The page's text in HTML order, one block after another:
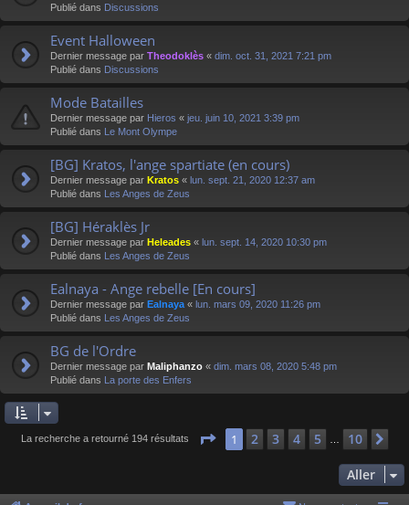
Publié dans Discussions
Event Halloween
Dernier message par Theodoklès « dim. oct. 31, 2021 7:21 pm
Publié dans Discussions
Mode Batailles
Dernier message par Hieros « jeu. juin 10, 2021 3:39 pm
Publié dans Le Mont Olympe
[BG] Kratos, l'ange spartiate (en cours)
Dernier message par Kratos « lun. sept. 21, 2020 12:37 am
Publié dans Les Anges de Zeus
[BG] Héraklès Jr
Dernier message par Heleades « lun. sept. 14, 2020 10:30 pm
Publié dans Les Anges de Zeus
Ealnaya - Ange rebelle [En cours]
Dernier message par Ealnaya « lun. mars 09, 2020 11:26 pm
Publié dans Les Anges de Zeus
BG de l'Ordre
Dernier message par Maliphanzo « dim. mars 08, 2020 5:48 pm
Publié dans La porte des Enfers
La recherche a retourné 194 résultats Page 1sur 10
1 2 3 4 5 10
Aller